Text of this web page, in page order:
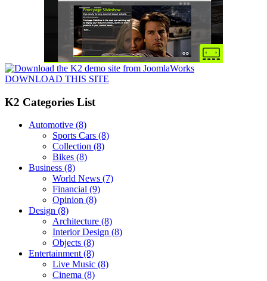
DOWNLOAD THIS SITE
K2 Categories List
Automotive (8)
Sports Cars (8)
Collection (8)
Bikes (8)
Business (8)
World News (7)
Financial (9)
Opinion (8)
Design (8)
Architecture (8)
Interior Design (8)
Objects (8)
Entertainment (8)
Live Music (8)
Cinema (8)